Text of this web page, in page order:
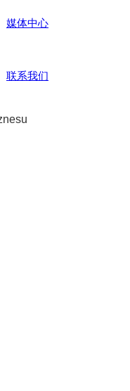
媒体中心
联系我们